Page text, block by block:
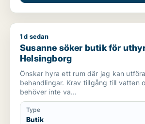
Susanne söker butik för uthyrning i
1 d sedan
Susanne söker butik för
Helsingborg
Önskar hyra ett rum där jag kan
behandlingar. Krav tillgång till vatten
behöver inte va...
Type
Butik